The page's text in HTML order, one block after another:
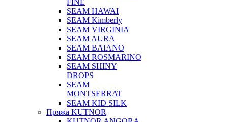
FINE
SEAM HAWAI
SEAM Kimberly
SEAM VIRGINIA
SEAM AURA
SEAM BAIANO
SEAM ROSMARINO
SEAM SHINY
DROPS
SEAM
MONTSERRAT
SEAM KID SILK
Пряжа KUTNOR